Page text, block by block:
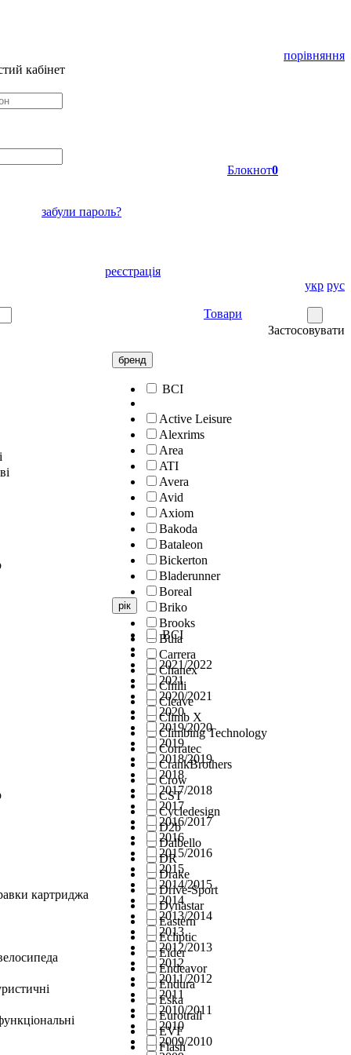
порівняння
кабінет
забули пароль?
реєстрація
Блокнот0
укр рус
Товари
Застосовувати
бренд
ВСІ
Active Leisure
Alexrims
Area
ATI
Avera
Avid
Axiom
Bakoda
Bataleon
Bickerton
Bladerunner
Boreal
Briko
Brooks
Bula
Carrera
Chanex
Chilli
Cleave
Climb X
Climbing Technology
Corratec
CrankBrothers
Crow
CST
Cycledesign
D2b
Dalbello
DR
Drake
Drive-Sport
Dynastar
Eastern
Ecliptic
Eider
Endeavor
Endura
Eska
Eurotrail
EVF
Flash
рік
ВСІ
2021/2022
2021
2020/2021
2020
2019/2020
2019
2018/2019
2018
2017/2018
2017
2016/2017
2016
2015/2016
2015
2014/2015
2014
2013/2014
2013
2012/2013
2012
2011/2012
2011
2010/2011
2010
2009/2010
картриджа